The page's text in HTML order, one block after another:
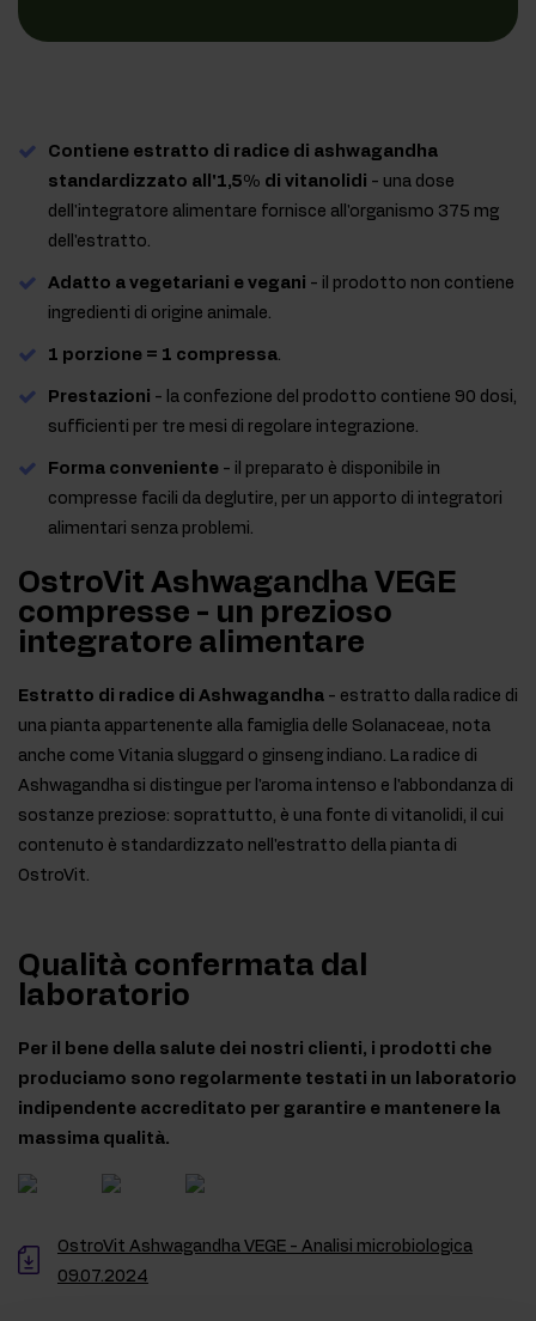
Contiene estratto di radice di ashwagandha
standardizzato all'1,5% di vitanolidi - una dose
dell'integratore alimentare fornisce all'organismo 375 mg
dell'estratto.
Adatto a vegetariani e vegani - il prodotto non contiene
ingredienti di origine animale.
1 porzione = 1 compressa.
Prestazioni - la confezione del prodotto contiene 90 dosi,
sufficienti per tre mesi di regolare integrazione.
Forma conveniente - il preparato è disponibile in
compresse facili da deglutire, per un apporto di integratori
alimentari senza problemi.
OstroVit Ashwagandha VEGE
compresse - un prezioso
integratore alimentare
Estratto di radice di Ashwagandha - estratto dalla radice di
una pianta appartenente alla famiglia delle Solanaceae, nota
anche come Vitania sluggard o ginseng indiano. La radice di
Ashwagandha si distingue per l'aroma intenso e l'abbondanza di
sostanze preziose: soprattutto, è una fonte di vitanolidi, il cui
contenuto è standardizzato nell'estratto della pianta di
OstroVit.
Qualità confermata dal
laboratorio
Per il bene della salute dei nostri clienti, i prodotti che
produciamo sono regolarmente testati in un laboratorio
indipendente accreditato per garantire e mantenere la
massima qualità.
OstroVit Ashwagandha VEGE - Analisi microbiologica
09.07.2024